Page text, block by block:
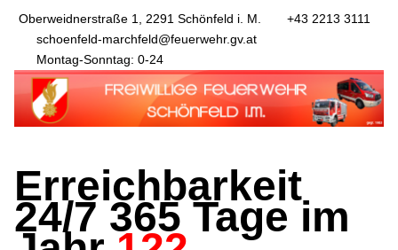
Oberweidnerstraße 1, 2291 Schönfeld i. M.
+43 2213 3111
schoenfeld-marchfeld@feuerwehr.gv.at
Montag-Sonntag: 0-24
Erreichbarkeit
24/7 365 Tage im